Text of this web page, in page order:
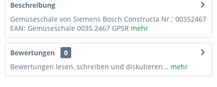
Beschreibung
Gemüseschale von Siemens Bosch Constructa Nr.: 00352467
EAN: Gemüseschale 0035.2467 GPSR mehr
Bewertungen
0
Bewertungen lesen, schreiben und diskutieren... mehr